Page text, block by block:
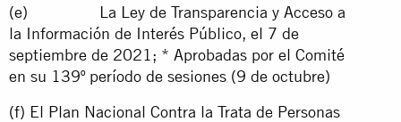
(e) La Ley de Transparencia y Acceso a
la Información de Interés Público, el 7 de
septiembre de 2021; * Aprobadas por el Comité
en su 139º período de sesiones (9 de octubre)
(f) El Plan Nacional Contra la Trata de Personas